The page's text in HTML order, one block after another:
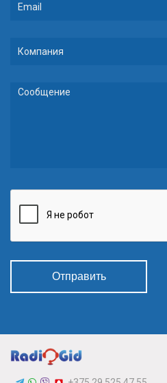
Отправить